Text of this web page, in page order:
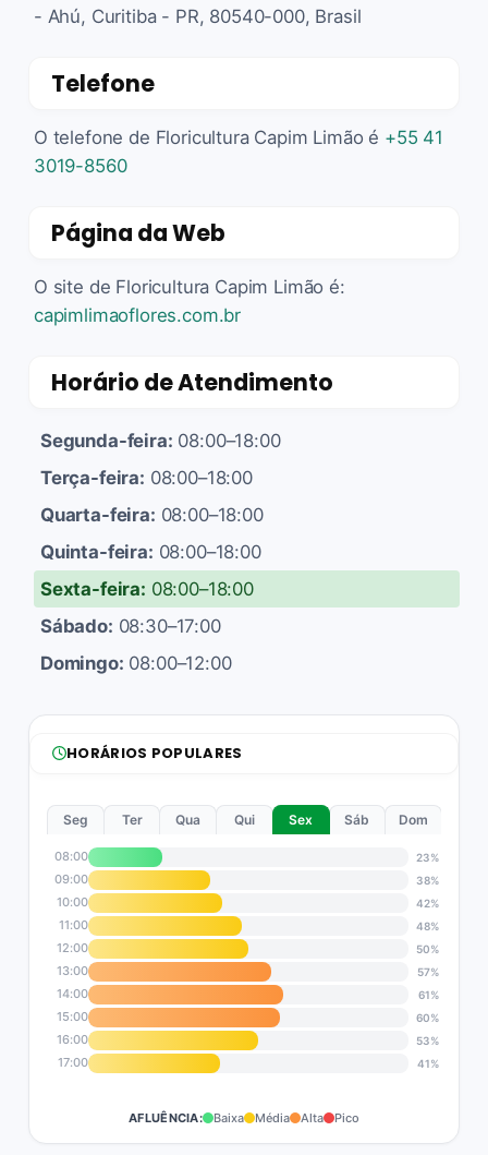
- Ahú, Curitiba - PR, 80540-000, Brasil
Telefone
O telefone de Floricultura Capim Limão é +55 41
3019-8560
Página da Web
O site de Floricultura Capim Limão é:
capimlimaoflores.com.br
Horário de Atendimento
Segunda-feira: 08:00–18:00
Terça-feira: 08:00–18:00
Quarta-feira: 08:00–18:00
Quinta-feira: 08:00–18:00
Sexta-feira: 08:00–18:00
Sábado: 08:30–17:00
Domingo: 08:00–12:00
HORÁRIOS POPULARES
Seg Ter Qua Qui Sex Sáb Dom
08:00 23%
09:00 38%
10:00 42%
11:00 48%
12:00 50%
13:00 57%
14:00 61%
15:00 60%
16:00 53%
17:00 41%
AFLUÊNCIA: Baixa Média Alta Pico